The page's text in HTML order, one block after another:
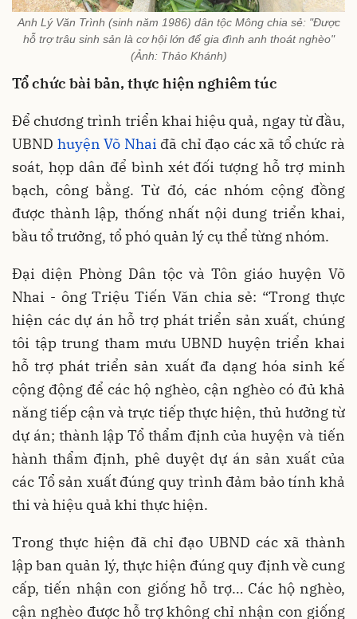
Anh Lý Văn Trình (sinh năm 1986) dân tộc Mông chia sẻ: "Được
hỗ trợ trâu sinh sản là cơ hội lớn để gia đình anh thoát nghèo"
(Ảnh: Thảo Khánh)
Tổ chức bài bản, thực hiện nghiêm túc
Để chương trình triển khai hiệu quả, ngay từ đầu,
UBND huyện Võ Nhai đã chỉ đạo các xã tổ chức rà
soát, họp dân để bình xét đối tượng hỗ trợ minh
bạch, công bằng. Từ đó, các nhóm cộng đồng
được thành lập, thống nhất nội dung triển khai,
bầu tổ trưởng, tổ phó quản lý cụ thể từng nhóm.
Đại diện Phòng Dân tộc và Tôn giáo huyện Võ
Nhai - ông Triệu Tiến Văn chia sẻ: “Trong thực
hiện các dự án hỗ trợ phát triển sản xuất, chúng
tôi tập trung tham mưu UBND huyện triển khai
hỗ trợ phát triển sản xuất đa dạng hóa sinh kế
cộng động để các hộ nghèo, cận nghèo có đủ khả
năng tiếp cận và trực tiếp thực hiện, thủ hưởng từ
dự án; thành lập Tổ thẩm định của huyện và tiến
hành thẩm định, phê duyệt dự án sản xuất của
các Tổ sản xuất đúng quy trình đảm bảo tính khả
thi và hiệu quả khi thực hiện.
Trong thực hiện đã chỉ đạo UBND các xã thành
lập ban quản lý, thực hiện đúng quy định về cung
cấp, tiến nhận con giống hỗ trợ… Các hộ nghèo,
cận nghèo được hỗ trợ không chỉ nhận con giống